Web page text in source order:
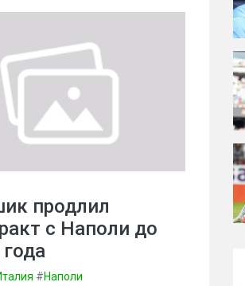
продлил
с Наполи до
#Наполи